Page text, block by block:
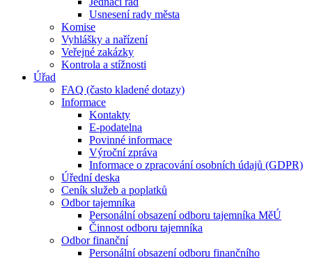
Usnesení rady města
Komise
Vyhlášky a nařízení
Veřejné zakázky
Kontrola a stížnosti
Úřad
FAQ (často kladené dotazy)
Informace
Kontakty
E-podatelna
Povinné informace
Výroční zpráva
Informace o zpracování osobních údajů (GDPR)
Úřední deska
Ceník služeb a poplatků
Odbor tajemníka
Personální obsazení odboru tajemníka MěÚ
Činnost odboru tajemníka
Odbor finanční
Personální obsazení odboru finančního